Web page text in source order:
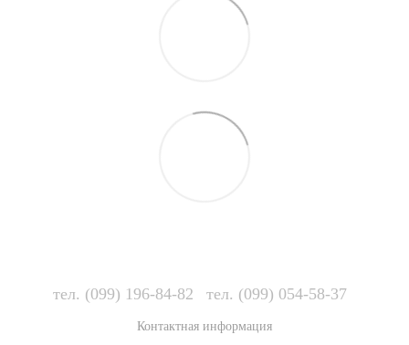
тел. (099) 196-84-82 тел. (099) 054-58-37
Контактная информация